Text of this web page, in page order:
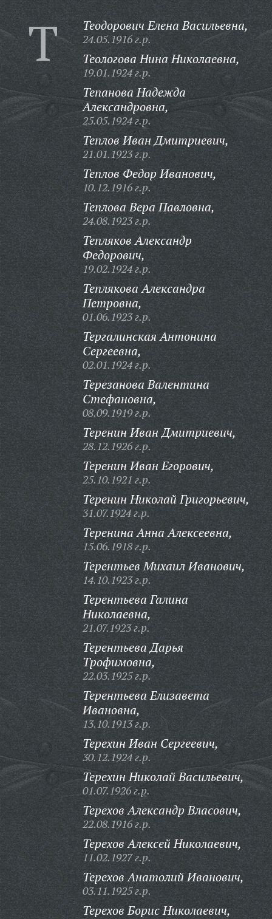
Т Теодорович Елена Васильевна,
24.05.1916 г.р.
Теологова Нина Николаевна,
19.01.1924 г.р.
Тепанова Надежда
Александровна,
25.05.1924 г.р.
Теплов Иван Дмитриевич,
21.01.1923 г.р.
Теплов Федор Иванович,
10.12.1916 г.р.
Теплова Вера Павловна,
24.08.1923 г.р.
Тепляков Александр
Федорович,
19.02.1924 г.р.
Теплякова Александра
Петровна,
01.06.1923 г.р.
Тергалинская Антонина
Сергеевна,
02.01.1924 г.р.
Терезанова Валентина
Стефановна,
08.09.1919 г.р.
Теренин Иван Дмитриевич,
28.12.1926 г.р.
Теренин Иван Егорович,
25.10.1921 г.р.
Теренин Николай Григорьевич,
31.07.1924 г.р.
Теренина Анна Алексеевна,
15.06.1918 г.р.
Терентьев Михаил Иванович,
14.10.1923 г.р.
Терентьева Галина
Николаевна,
21.07.1923 г.р.
Терентьева Дарья
Трофимовна,
22.03.1925 г.р.
Терентьева Елизавета
Ивановна,
13.10.1913 г.р.
Терехин Иван Сергеевич,
30.12.1924 г.р.
Терехин Николай Васильевич,
01.07.1926 г.р.
Терехов Александр Власович,
22.08.1916 г.р.
Терехов Алексей Николаевич,
11.02.1927 г.р.
Терехов Анатолий Иванович,
03.11.1925 г.р.
Терехов Борис Николаевич,